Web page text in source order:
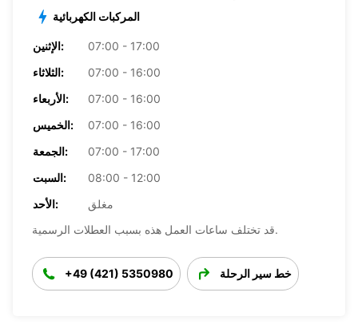
المركبات الكهربائية
الإثنين:
07:00 - 17:00
الثلاثاء:
07:00 - 16:00
الأربعاء:
07:00 - 16:00
الخميس:
07:00 - 16:00
الجمعة:
07:00 - 17:00
السبت:
08:00 - 12:00
الأحد:
مغلق
قد تختلف ساعات العمل هذه بسبب العطلات الرسمية.
+49 (421) 5350980 خط سير الرحلة